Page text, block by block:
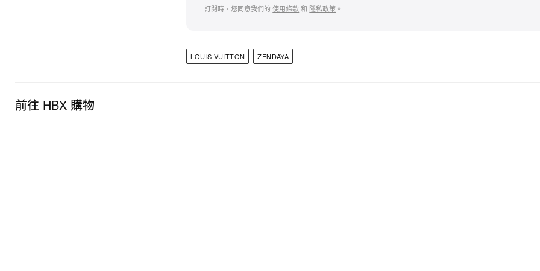
訂閱時，您同意我們的使用條款和 隱私政策 。
LOUIS VUITTON ZENDAYA
前往 HBX 購物